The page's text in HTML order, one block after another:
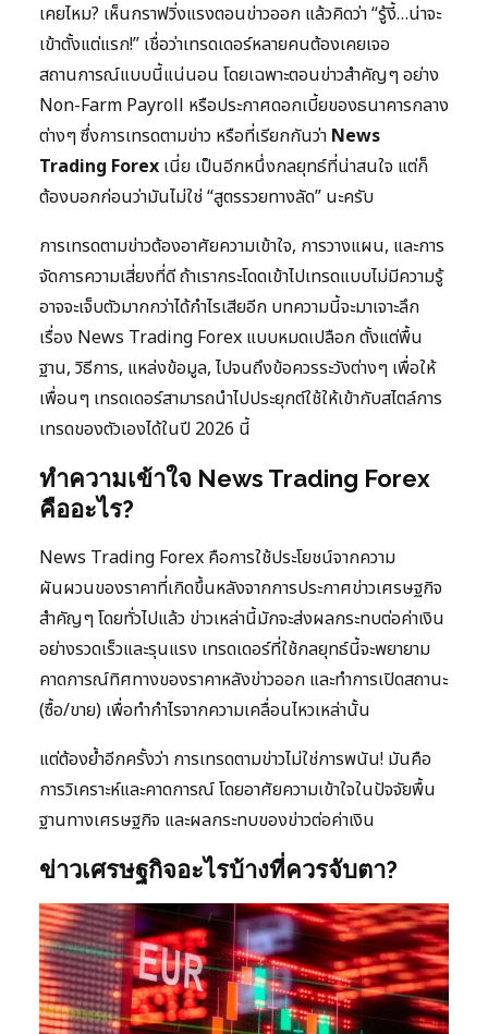
เคยไหม? เห็นกราฟวิ่งแรงตอนข่าวออก แล้วคิดว่า “รู้งี้…น่าจะ
เข้าตั้งแต่แรก!” เชื่อว่าเทรดเดอร์หลายคนต้องเคยเจอ
สถานการณ์แบบนี้แน่นอน โดยเฉพาะตอนข่าวสำคัญๆ อย่าง
Non-Farm Payroll หรือประกาศดอกเบี้ยของธนาคารกลาง
ต่างๆ ซึ่งการเทรดตามข่าว หรือที่เรียกกันว่า News
Trading Forex เนี่ย เป็นอีกหนึ่งกลยุทธ์ที่น่าสนใจ แต่ก็
ต้องบอกก่อนว่ามันไม่ใช่ “สูตรรวยทางลัด” นะครับ
การเทรดตามข่าวต้องอาศัยความเข้าใจ, การวางแผน, และการ
จัดการความเสี่ยงที่ดี ถ้าเรากระโดดเข้าไปเทรดแบบไม่มีความรู้
อาจจะเจ็บตัวมากกว่าได้กำไรเสียอีก บทความนี้จะมาเจาะลึก
เรื่อง News Trading Forex แบบหมดเปลือก ตั้งแต่พื้น
ฐาน, วิธีการ, แหล่งข้อมูล, ไปจนถึงข้อควรระวังต่างๆ เพื่อให้
เพื่อนๆ เทรดเดอร์สามารถนำไปประยุกต์ใช้ให้เข้ากับสไตล์การ
เทรดของตัวเองได้ในปี 2026 นี้
ทำความเข้าใจ News Trading Forex
คืออะไร?
News Trading Forex คือการใช้ประโยชน์จากความ
ผันผวนของราคาที่เกิดขึ้นหลังจากการประกาศข่าวเศรษฐกิจ
สำคัญๆ โดยทั่วไปแล้ว ข่าวเหล่านี้มักจะส่งผลกระทบต่อค่าเงิน
อย่างรวดเร็วและรุนแรง เทรดเดอร์ที่ใช้กลยุทธ์นี้จะพยายาม
คาดการณ์ทิศทางของราคาหลังข่าวออก และทำการเปิดสถานะ
(ซื้อ/ขาย) เพื่อทำกำไรจากความเคลื่อนไหวเหล่านั้น
แต่ต้องย้ำอีกครั้งว่า การเทรดตามข่าวไม่ใช่การพนัน! มันคือ
การวิเคราะห์และคาดการณ์ โดยอาศัยความเข้าใจในปัจจัยพื้น
ฐานทางเศรษฐกิจ และผลกระทบของข่าวต่อค่าเงิน
ข่าวเศรษฐกิจอะไรบ้างที่ควรจับตา?